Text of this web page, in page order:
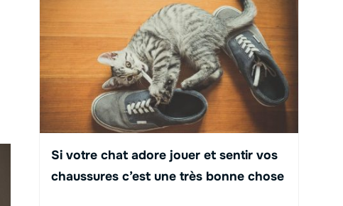
Si votre chat adore jouer et sentir vos
chaussures c’est une très bonne chose